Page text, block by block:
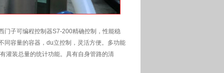
门子可编程控制器S7-200精确控制，性能稳
同容量的容器，du立控制，灵活方便。多功能
灌装总量的统计功能。具有自身管路的清